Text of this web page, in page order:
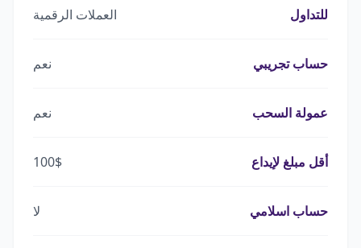
للتداول
العملات الرقمية
حساب تجريبي نعم
عمولة السحب نعم
أقل مبلغ لإيداع 100$
حساب اسلامي لا